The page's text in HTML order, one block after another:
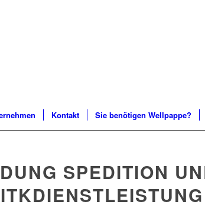
Kontakt Sie benötigen Wellpappe?
SPEDITION